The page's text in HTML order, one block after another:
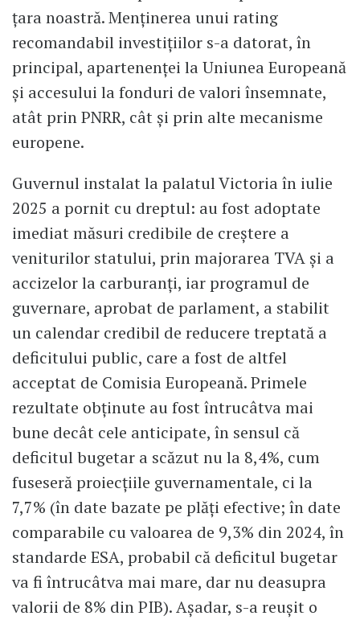
țara noastră. Menținerea unui rating
recomandabil investițiilor s-a datorat, în
principal, apartenenței la Uniunea Europeană
și accesului la fonduri de valori însemnate,
atât prin PNRR, cât și prin alte mecanisme
europene.
Guvernul instalat la palatul Victoria în iulie
2025 a pornit cu dreptul: au fost adoptate
imediat măsuri credibile de creștere a
veniturilor statului, prin majorarea TVA și a
accizelor la carburanți, iar programul de
guvernare, aprobat de parlament, a stabilit
un calendar credibil de reducere treptată a
deficitului public, care a fost de altfel
acceptat de Comisia Europeană. Primele
rezultate obținute au fost întrucâtva mai
bune decât cele anticipate, în sensul că
deficitul bugetar a scăzut nu la 8,4%, cum
fuseseră proiecțiile guvernamentale, ci la
7,7% (în date bazate pe plăți efective; în date
comparabile cu valoarea de 9,3% din 2024, în
standarde ESA, probabil că deficitul bugetar
va fi întrucâtva mai mare, dar nu deasupra
valorii de 8% din PIB). Aşadar, s-a reușit o